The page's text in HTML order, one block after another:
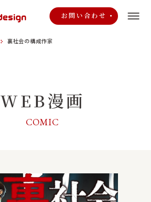
お問い合わせ
裏社会の構成作家
WEB漫画
COMIC